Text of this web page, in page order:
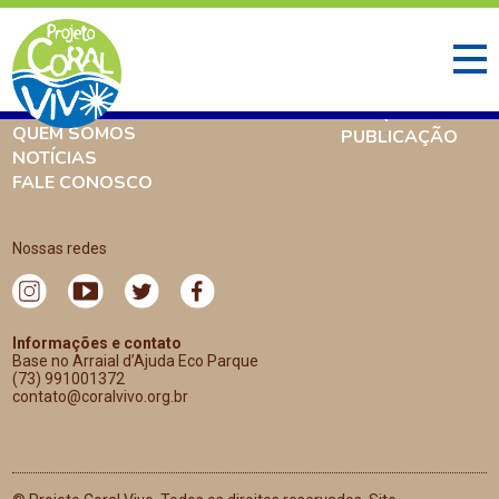
INÍCIO
AMBIENTE CORALÍNEO
QUEM SOMOS
NOTÍCIAS
PESQUISA
PUBLICAÇÃO
FALE CONOSCO
Nossas redes
Informações e contato
Base no Arraial d’Ajuda Eco Parque
(73) 991001372
contato@coralvivo.org.br